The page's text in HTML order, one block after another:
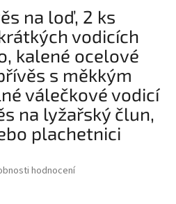
na loď, 2 ks
vodicích
kalené ocelové
s měkkým
válečkové vodicí
na lyžařský člun,
plachetnici
hodnocení